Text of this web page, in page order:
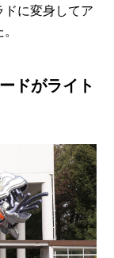
に変身してア
ドがライト